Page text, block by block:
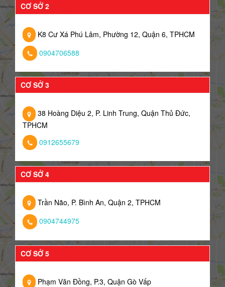
CƠ SỞ 2
K8 Cư Xá Phú Lâm, Phường 12, Quận 6, TPHCM
0904706588
CƠ SỞ 3
38 Hoàng Diệu 2, P. Linh Trung, Quận Thủ Đức,
TPHCM
0912655679
CƠ SỞ 4
Trần Não, P. Bình An, Quận 2, TPHCM
0904744975
CƠ SỞ 5
Phạm Văn Đồng, P.3, Quận Gò Vấp